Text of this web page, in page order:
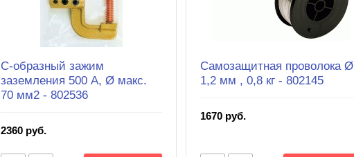
C-образный зажим
заземления 500 А, Ø макс.
70 мм2 - 802536
2360 руб.
Cамозащитная проволока Ø
1,2 мм , 0,8 кг - 802145
1670 руб.